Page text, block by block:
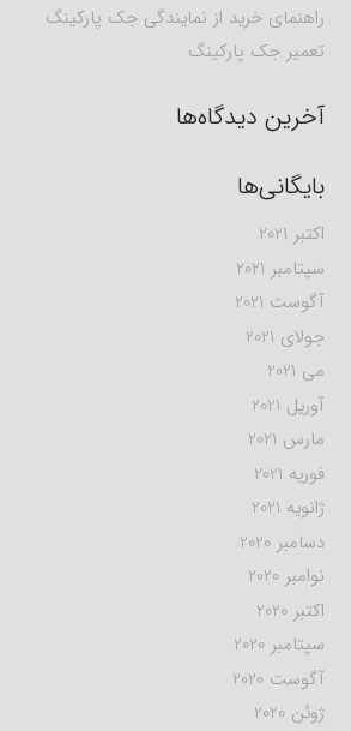
راهنمای خرید از نمایندگی جک پارکینگ
تعمیر جک پارکینگ
آخرین دیدگاه‌ها
بایگانی‌ها
اکتبر 2021
سپتامبر 2021
آگوست 2021
جولای 2021
می 2021
آوریل 2021
مارس 2021
فوریه 2021
ژانویه 2021
دسامبر 2020
نوامبر 2020
اکتبر 2020
سپتامبر 2020
آگوست 2020
ژوئن 2020